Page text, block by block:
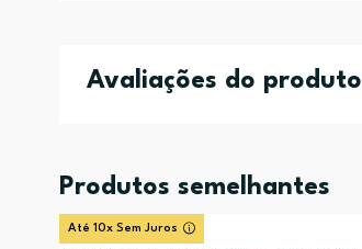
Avaliações do produto
Produtos semelhantes
Até 10x Sem Juros